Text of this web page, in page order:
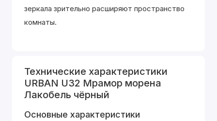
зеркала зрительно расширяют пространство
комнаты.
Технические характеристики
URBAN U32 Мрамор морена
Лакобель чёрный
Основные характеристики